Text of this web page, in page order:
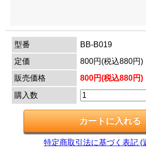
型番
BB-B019
定価
800円(税込880円)
販売価格
800円(税込880円)
購入数
特定商取引法に基づく表記 (